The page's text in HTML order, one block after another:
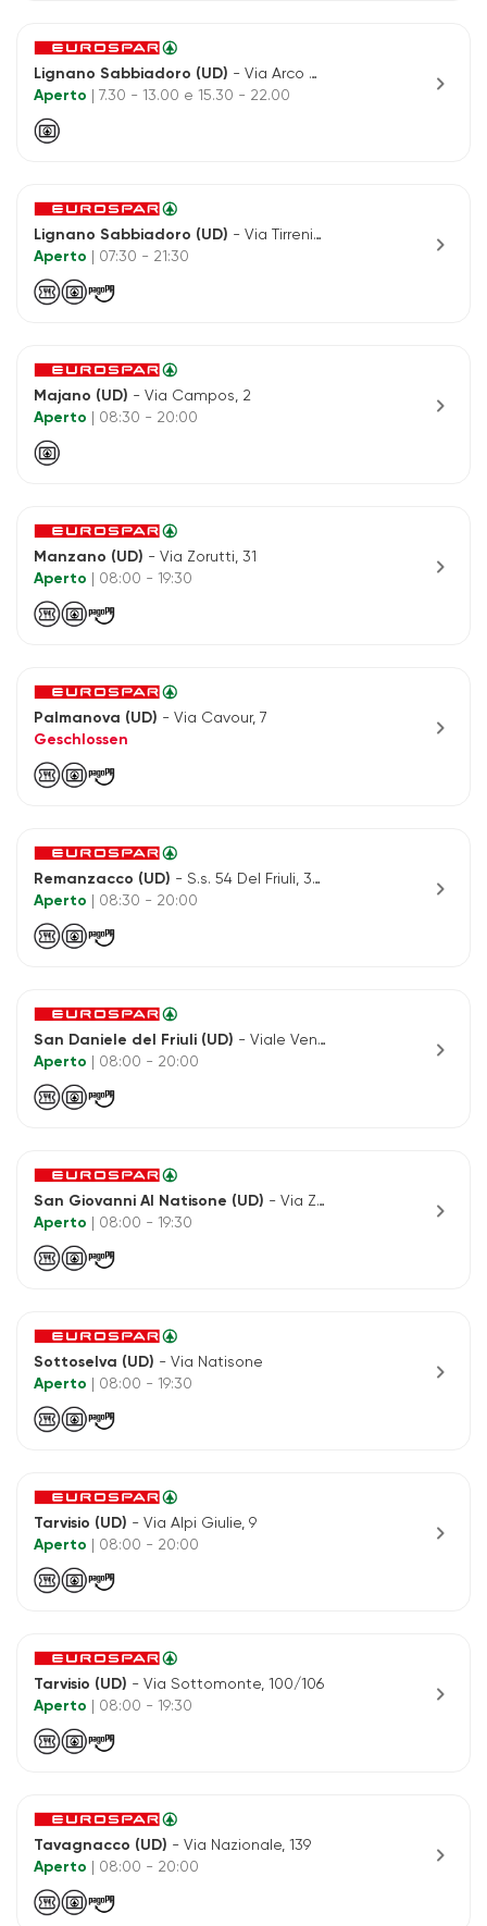
Lignano Sabbiadoro (UD) - Via Arco Della Tartana, 1
Aperto
| 7.30 - 13.00 e 15.30 - 22.00 chevron_right
Lignano Sabbiadoro (UD) - Via Tirrenia, 10
Aperto
| 07:30 - 21:30 chevron_right
Majano (UD) - Via Campos, 2
Aperto
| 08:30 - 20:00 chevron_right
Manzano (UD) - Via Zorutti, 31
Aperto
| 08:00 - 19:30 chevron_right
Palmanova (UD) - Via Cavour, 7
Geschlossen
chevron_right
Remanzacco (UD) - S.s. 54 Del Friuli, 34/1
Aperto
| 08:30 - 20:00 chevron_right
San Daniele del Friuli (UD) - Viale Venezia, 1
Aperto
| 08:00 - 20:00 chevron_right
San Giovanni Al Natisone (UD) - Via Zorutti
Aperto
| 08:00 - 19:30 chevron_right
Sottoselva (UD) - Via Natisone
Aperto
| 08:00 - 19:30 chevron_right
Tarvisio (UD) - Via Alpi Giulie, 9
Aperto
| 08:00 - 20:00 chevron_right
Tarvisio (UD) - Via Sottomonte, 100/106
Aperto
| 08:00 - 19:30 chevron_right
Tavagnacco (UD) - Via Nazionale, 139
Aperto
| 08:00 - 20:00 chevron_right